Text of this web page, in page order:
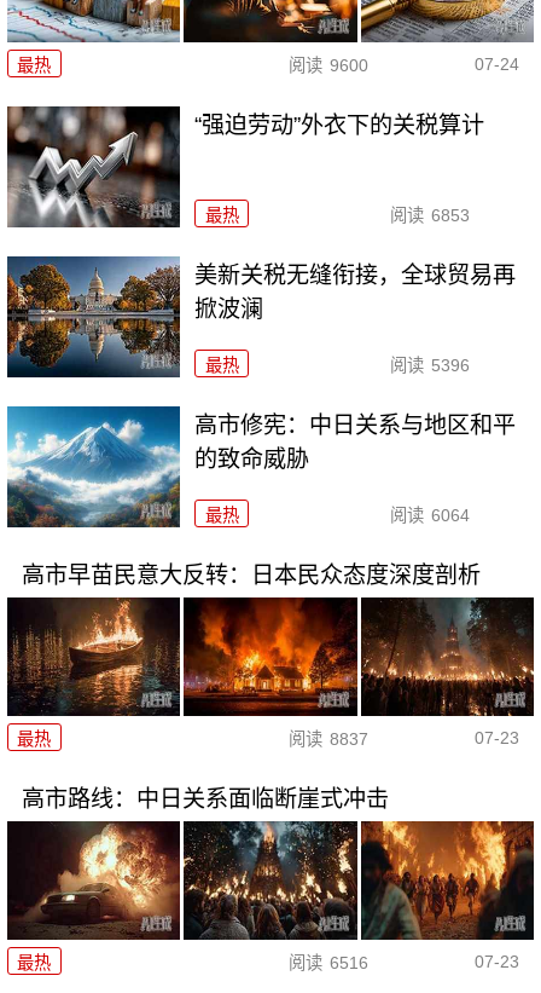
最热 阅读 9600 07-24
“强迫劳动”外衣下的关税算计
最热 阅读 6853
美新关税无缝衔接，全球贸易再
掀波澜
最热 阅读 5396
高市修宪：中日关系与地区和平
的致命威胁
最热 阅读 6064
高市早苗民意大反转：日本民众态度深度剖析
最热 阅读 8837 07-23
高市路线：中日关系面临断崖式冲击
最热 阅读 6516 07-23